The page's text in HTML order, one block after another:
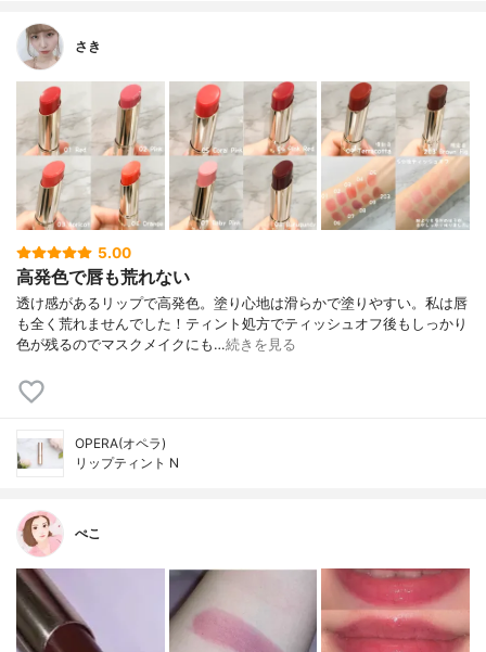
さき
5.00
高発色で唇も荒れない
透け感があるリップで高発色。塗り心地は滑らかで塗りやすい。 私は唇
も全く荒れませんでした！ ティント処方でティッシュオフ後もしっかり
色が残るのでマスクメイクにも…続きを見る
OPERA(オペラ)
リップティント N
ぺこ